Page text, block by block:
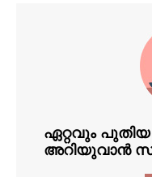
ഏറ്റവും
അറിയുവാൻ